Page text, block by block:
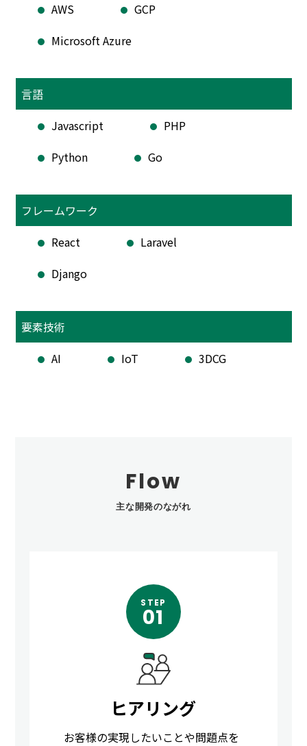
AWS
GCP
Microsoft Azure
言語
Javascript
PHP
Python
Go
フレームワーク
React
Laravel
Django
要素技術
AI
IoT 3DCG
Flow
主な開発のながれ
STEP
01
ヒアリング
お客様の実現したいことや問題点を